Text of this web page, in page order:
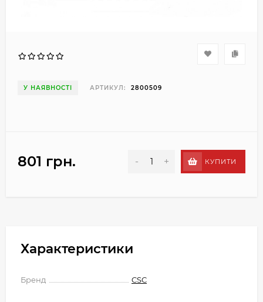
У НАЯВНОСТІ АРТИКУЛ: 2800509
801 грн. - + КУПИТИ
Характеристики
Бренд CSC